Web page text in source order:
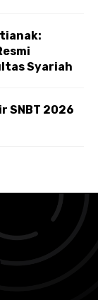
Syariah
SNBT 2026